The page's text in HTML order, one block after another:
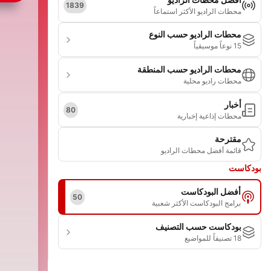
محطات الراديو الأكثر استماعاً
1839
محطات الراديو حسب النوع
15 نوعاً موسيقياً
محطات الراديو حسب المنطقة
محطات راديو محلية
أخبار
محطات إذاعية إخبارية
80
مقترحة
قائمة أفضل محطات الراديو
بودكاست
أفضل البودكاست
برامج البودكاست الأكثر شعبية
50
بودكاست حسب التصنيف
18 تصنيفاً للمواضيع